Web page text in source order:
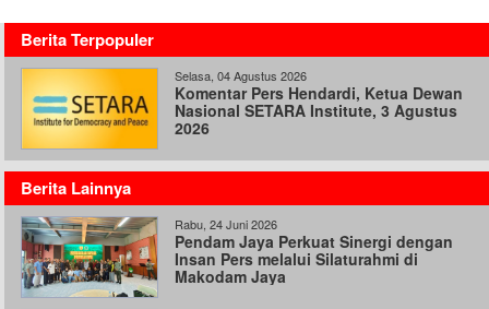
Berita Terpopuler
Selasa, 04 Agustus 2026
Komentar Pers Hendardi, Ketua Dewan
Nasional SETARA Institute, 3 Agustus
2026
Berita Lainnya
Rabu, 24 Juni 2026
Pendam Jaya Perkuat Sinergi dengan
Insan Pers melalui Silaturahmi di
Makodam Jaya